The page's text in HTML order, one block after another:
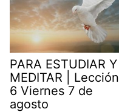
PARA ESTUDIAR Y
MEDITAR | Lección
6 Viernes 7 de
agosto